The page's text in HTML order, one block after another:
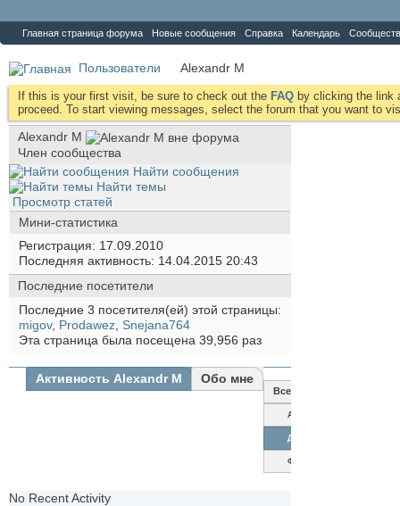
Главная страница форума Новые сообщения Справка Календарь
Пользователи Alexandr M
If this is your first visit, be sure to check out the FAQ by clicking the link
proceed. To start viewing messages, select the forum that you want to
Alexandr M
Член сообщества
Найти сообщения
Найти темы
Просмотр статей
Мини-статистика
Регистрация
17.09.2010
Последняя активность 14.04.2015 20:43
Последние посетители
Последние 3 посетителя(ей) этой страницы:
migov, Prodawez Snejana764
Эта страница была посещена 39,956 раз
Активность Alexandr M Обо мне
Все
Alexandr
Друзья
Фотографии
No Recent Activity